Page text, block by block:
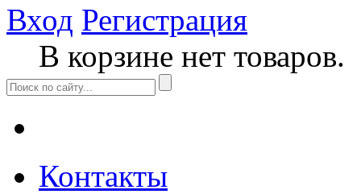
Вход Регистрация
В корзине нет товаров.
Контакты